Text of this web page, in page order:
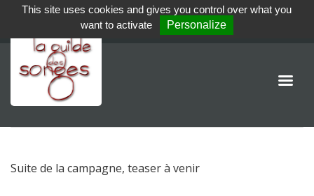
Suite de la campagne, teaser à venir
This site uses cookies and gives you control over what you
want to activate
Personalize